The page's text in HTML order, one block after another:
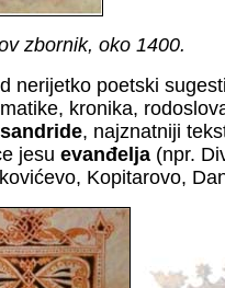
zbornik, oko 1400.
nerijetko poetski
kronika,
, najznatniji
jesu evanđelja (npr.
Kopitarovo,